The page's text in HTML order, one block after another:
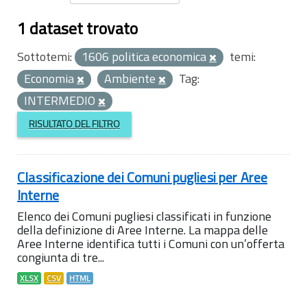
1 dataset trovato
Sottotemi: 1606 politica economica
temi:
Economia
Ambiente
Tag:
INTERMEDIO
RISULTATO DEL FILTRO
Classificazione dei Comuni pugliesi per Aree
Interne
Elenco dei Comuni pugliesi classificati in funzione
della definizione di Aree Interne. La mappa delle
Aree Interne identifica tutti i Comuni con un’offerta
congiunta di tre...
XLSX CSV HTML